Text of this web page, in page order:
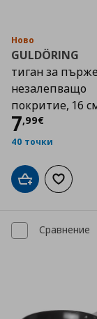
Ново
GULDÖRING
тиган за
незалепващо
покритие, 16
7,99€
Цена
40 точки
Добави вДобави
Сравнение